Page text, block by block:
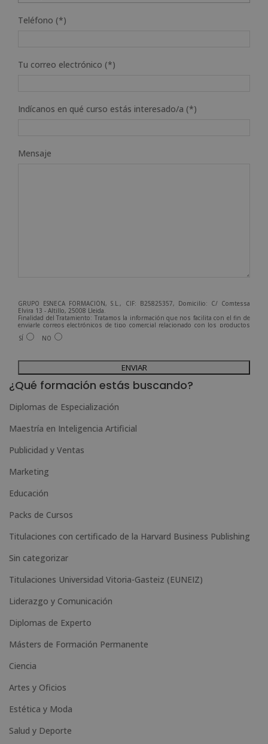
Teléfono (*)
Tu correo electrónico (*)
Indícanos en qué curso estás interesado/a (*)
Mensaje
GRUPO ESNECA FORMACIÓN, S.L., CIF: B25825357, Domicilio: C/ Comtessa
Elvira 13 - Altillo, 25008 Lleida.
Finalidad del Tratamiento: Tratamos la información que nos facilita con el fin de
enviarle correos electrónicos de tipo comercial relacionado con los productos
ofrecidos y otros tipo de productos que fueran de su interés.
Legitimación del tratamiento: Consentimiento del interesado.
Para más información consulte nuestra Política de Privacidad.
Desea recibir información comercial (vía telefónica y/o email):
SÍ NO
A
l
e
r
n
i
v
e
¿Qué formación estás buscando?
Diplomas de Especialización
Maestría en Inteligencia Artificial
Publicidad y Ventas
Marketing
Educación
Packs de Cursos
Titulaciones con certificado de la Harvard Business Publishing
Sin categorizar
Titulaciones Universidad Vitoria-Gasteiz (EUNEIZ)
Liderazgo y Comunicación
Diplomas de Experto
Másters de Formación Permanente
Ciencia
Artes y Oficios
Estética y Moda
Salud y Deporte